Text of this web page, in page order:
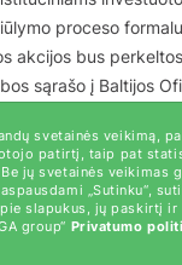
svetainės veikimą,
patirtį, taip pat
jų svetainės veikimas
„Sutinku“,
slapukus, jų paskirtį
group“ Privatumo
proceso
akcijos bus
sąrašo į Baltijos
patarėju vykdant
registruotas bankas
TGS Baltic.